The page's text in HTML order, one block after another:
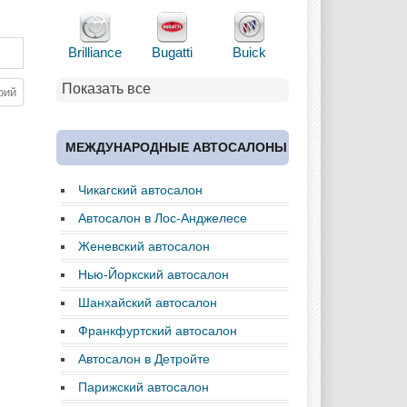
Brilliance Bugatti Buick
Cadillac Chery Chevrolet
Chrysler Citroen Dacia
Daewoo Dodge
Ferrari Fiat Ford
Показать все
МЕЖДУНАРОДНЫЕ АВТОСАЛОНЫ
Чикагский автосалон
Автосалон в Лос-Анджелесе
Женевский автосалон
Нью-Йоркский автосалон
Шанхайский автосалон
Франкфуртский автосалон
Автосалон в Детройте
Парижский автосалон